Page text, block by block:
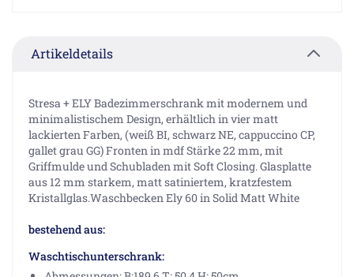
Artikeldetails
Stresa + ELY Badezimmerschrank mit modernem und
minimalistischem Design, erhältlich in vier matt
lackierten Farben, (weiß BI, schwarz NE, cappuccino CP,
gallet grau GG) Fronten in mdf Stärke 22 mm, mit
Griffmulde und Schubladen mit Soft Closing. Glasplatte
aus 12 mm starkem, matt satiniertem, kratzfestem
Kristallglas.Waschbecken Ely 60 in Solid Matt White
bestehend aus:
Waschtischunterschrank: